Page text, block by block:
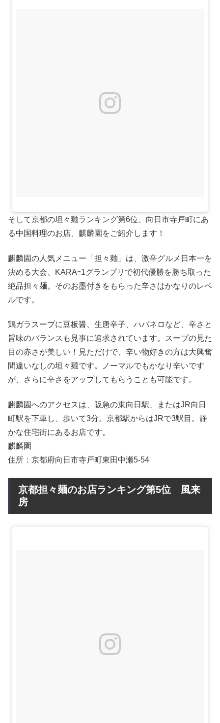
そして京都の坦々麺ランキング第6位、向日市寺戸町にあ
る中国料理のお店、麒麟園をご紹介します！
麒麟園の人気メニュー「担々麺」は、激辛グルメ日本一を
決める大会、KARAｰ1グランプリで初代優勝を勝ち取った
絶品担々麺。そのお墨付きをもらった辛さはかなりのレベ
ルです。
鶏ガラスープに豆板醤、生唐辛子、ハバネロなど、辛さと
旨味のバランスも見事に追求されています。スープの見た
目の赤さが美しい！見ただけで、辛い物好きの方は大興奮
間違いなしの坦々麺です。ノーマルでもかなり辛いです
が、さらに辛さをアップしてもらうことも可能です。
麒麟園へのアクセスは、阪急の東向日駅、またはJR向日
町駅を下車し、歩いて3分。京都駅からはJRで3駅目。静
かな住宅街にあるお店です。
麒麟園
住所：京都府向日市寺戸町東田中瀬5-54
京都担々麺のお店ランキング第5位 風来
房